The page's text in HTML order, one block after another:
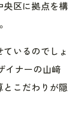
央区に拠点を構
いるのでしょ
イナーの山﨑
とこだわりが隠